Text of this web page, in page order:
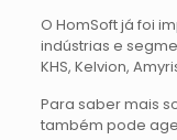
O HomSoft já foi
indústrias e
KHS, Kelvion,
Para saber mais
também pode